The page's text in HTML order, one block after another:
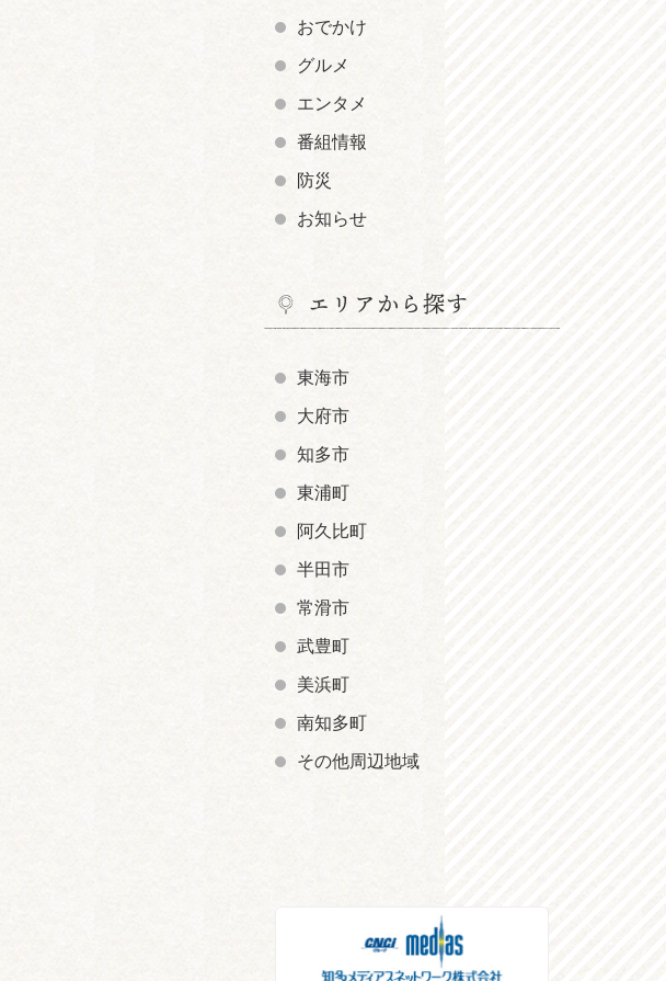
おでかけ
グルメ
エンタメ
番組情報
防災
お知らせ
エリアから探す
東海市
大府市
知多市
東浦町
阿久比町
半田市
常滑市
武豊町
美浜町
南知多町
その他周辺地域